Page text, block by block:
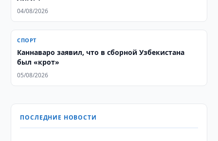
04/08/2026
СПОРТ
Каннаваро заявил, что в сборной Узбекистана
был «крот»
05/08/2026
ПОСЛЕДНИЕ НОВОСТИ